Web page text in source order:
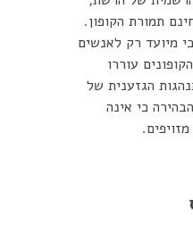
תמורת הקופון.
מיועד רק לאנשים
עוררו
הגזענית של
כי אינה